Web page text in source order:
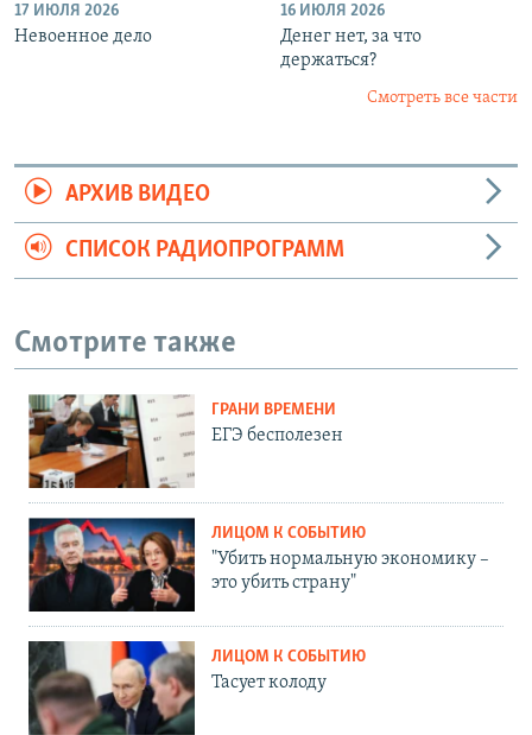
17 ИЮЛЯ 2026
Невоенное дело
16 ИЮЛЯ 2026
Денег нет, за что
держаться?
Смотреть все части
АРХИВ ВИДЕО
СПИСОК РАДИОПРОГРАММ
Смотрите также
ГРАНИ ВРЕМЕНИ
ЕГЭ бесполезен
ЛИЦОМ К СОБЫТИЮ
"Убить нормальную экономику –
это убить страну"
ЛИЦОМ К СОБЫТИЮ
Тасует колоду